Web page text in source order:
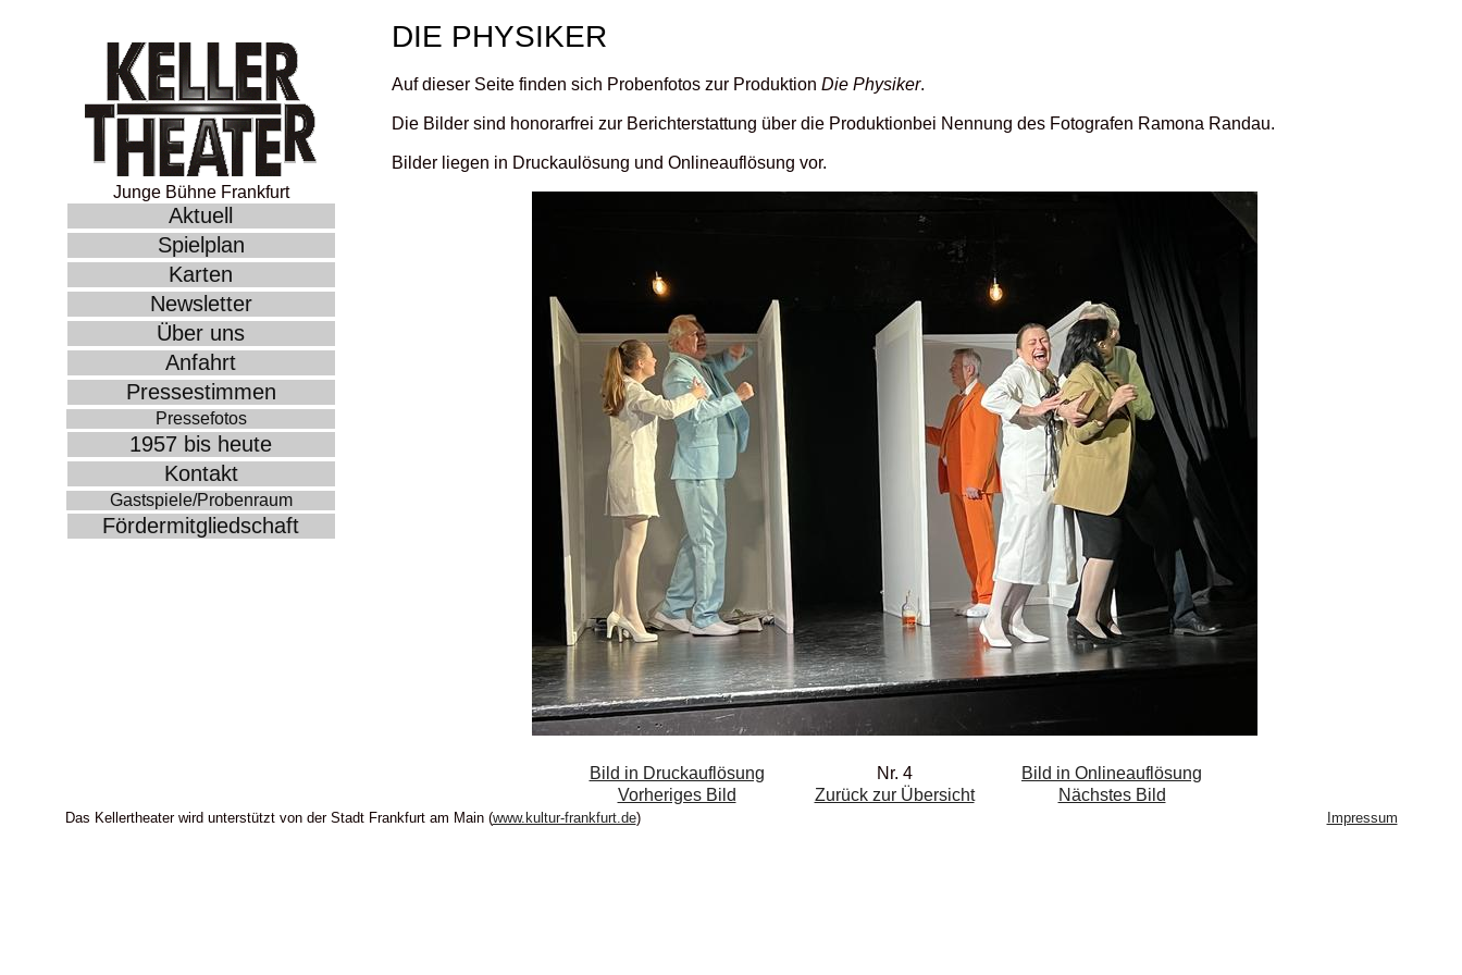
Junge Bühne Frankfurt
Aktuell
Spielplan
Karten
Newsletter
Über uns
Anfahrt
Pressestimmen
Pressefotos
1957 bis heute
Kontakt
Gastspiele/Probenraum
Fördermitgliedschaft
DIE PHYSIKER
Auf dieser Seite finden sich Probenfotos zur Produktion Die Physiker.
Die Bilder sind honorarfrei zur Berichterstattung über die Produktionbei Nennung des Fotografen Ramona Randau.
Bilder liegen in Druckaulösung und Onlineauflösung vor.
Bild in Druckauflösung Nr. 4
Bild in Onlineauflösung
Vorheriges Bild
Zurück zur Übersicht Nächstes Bild
Das Kellertheater wird unterstützt von der Stadt Frankfurt am Main (www.kultur-frankfurt.de) Impressum